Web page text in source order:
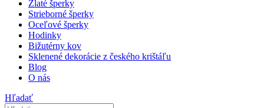
Zlaté šperky
Strieborné šperky
Oceľové šperky
Hodinky
Bižutérny kov
Sklenené dekorácie z českého krištáľu
Blog
O nás
Hľadať